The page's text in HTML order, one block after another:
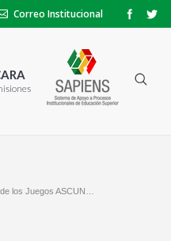
Correo Institucional
los Juegos ASCUN…